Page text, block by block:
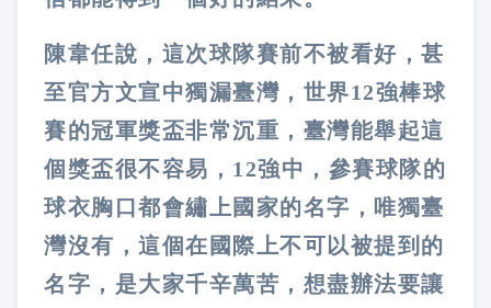
陳韋任說，這次球隊賽前不被看好，甚
至官方文宣中獨漏臺灣，世界12強棒球
賽的冠軍獎盃非常沉重，臺灣能舉起這
個獎盃很不容易，12強中，參賽球隊的
球衣胸口都會繡上國家的名字，唯獨臺
灣沒有，這個在國際上不可以被提到的
名字，是大家千辛萬苦，想盡辦法要讓